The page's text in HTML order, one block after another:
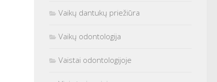
Vaikų dantukų priežiūra
Vaikų odontologija
Vaistai odontologijoje